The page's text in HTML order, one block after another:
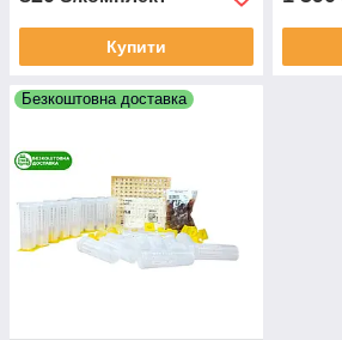
Купити
Безкоштовна доставка